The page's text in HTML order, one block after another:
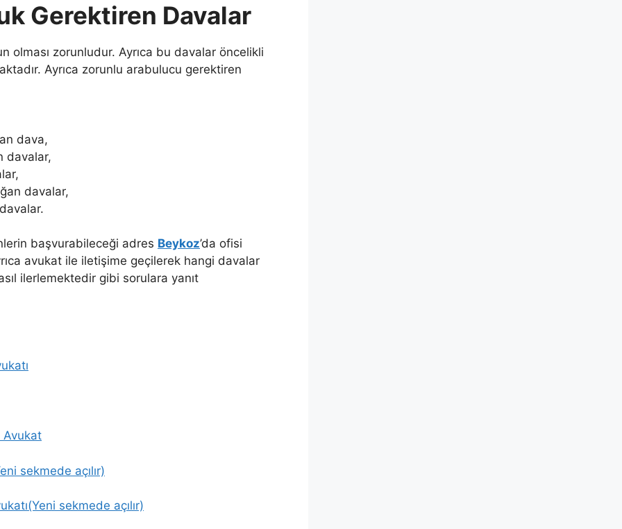
Gerektiren Davalar
olması zorunludur. Ayrıca bu davalar öncelikli
Ayrıca zorunlu arabulucu gerektiren
dava,
davalar,
davalar,
başvurabileceği adres Beykoz’da ofisi
avukat ile iletişime geçilerek hangi davalar
ilerlemektedir gibi sorulara yanıt
Avukat
sekmede açılır)
sekmede açılır)